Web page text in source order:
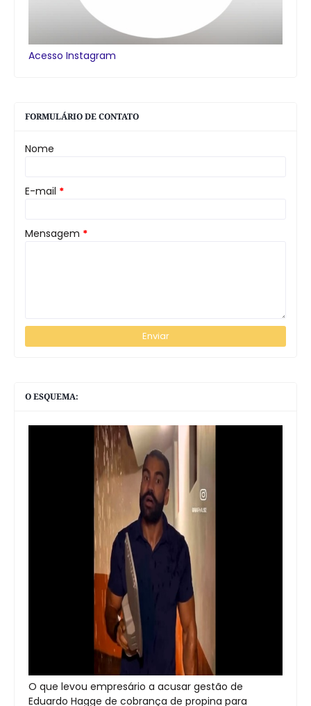
Acesso Instagram
FORMULÁRIO DE CONTATO
Nome
E-mail *
Mensagem *
O ESQUEMA:
O que levou empresário a acusar gestão de
Eduardo Hagge de cobrança de propina para